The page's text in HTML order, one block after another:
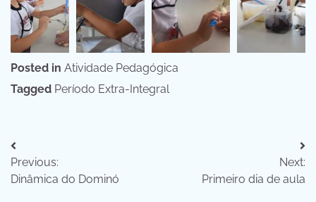
Posted in Atividade Pedagógica
Tagged Período Extra-Integral
Navegação
de
Previous:
Dinâmica do Dominó
Next:
Primeiro dia de aula